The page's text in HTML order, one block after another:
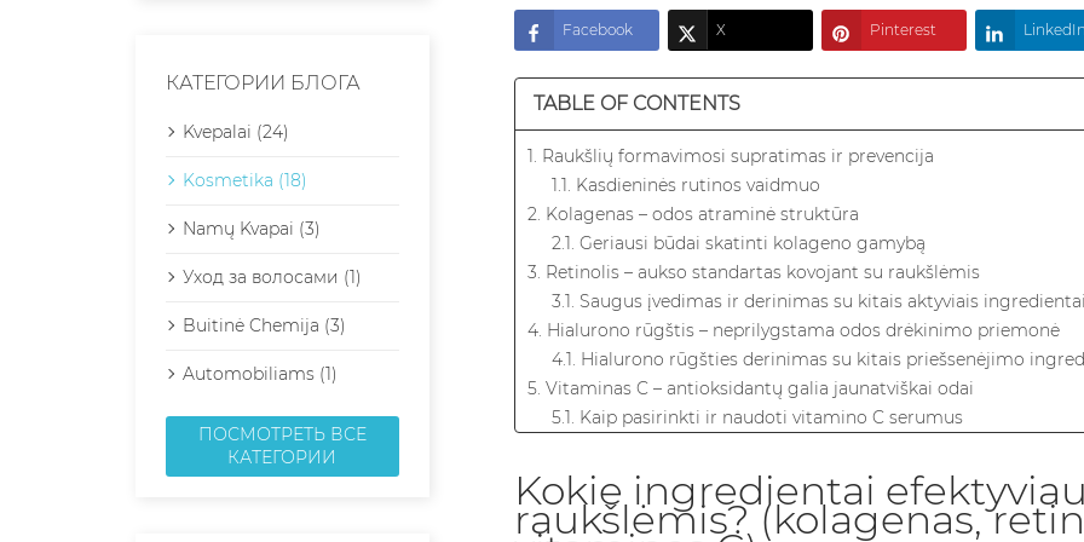
КАТЕГОРИИ БЛОГА
Kvepalai (24)
Kosmetika (18)
Namų Kvapai (3)
Уход за волосами (1)
Buitinė Chemija (3)
Automobiliams (1)
ПОСМОТРЕТЬ ВСЕ
КАТЕГОРИИ
Facebook X Pinterest LinkedIn
TABLE OF CONTENTS
1. Raukšlių formavimosi supratimas ir prevencija
1.1. Kasdieninės rutinos vaidmuo
2. Kolagenas – odos atraminė struktūra
2.1. Geriausi būdai skatinti kolageno gamybą
3. Retinolis – aukso standartas kovojant su raukšlėmis
3.1. Saugus įvedimas ir derinimas su kitais aktyviais
4. Hialurono rūgštis – neprilygstama odos drėkinimo priemonė
4.1. Hialurono rūgšties derinimas su kitais priešsenėjimo
5. Vitaminas C – antioksidantų galia jaunatviškai odai
5.1. Kaip pasirinkti ir naudoti vitamino C serumus
7. Dažniausiai užduodami klausimai
7.1. Kuris ingredientas greičiausiai veikia prieš raukšles:
C?
Kokie ingredientai
raukšlėmis? (kolagenas,